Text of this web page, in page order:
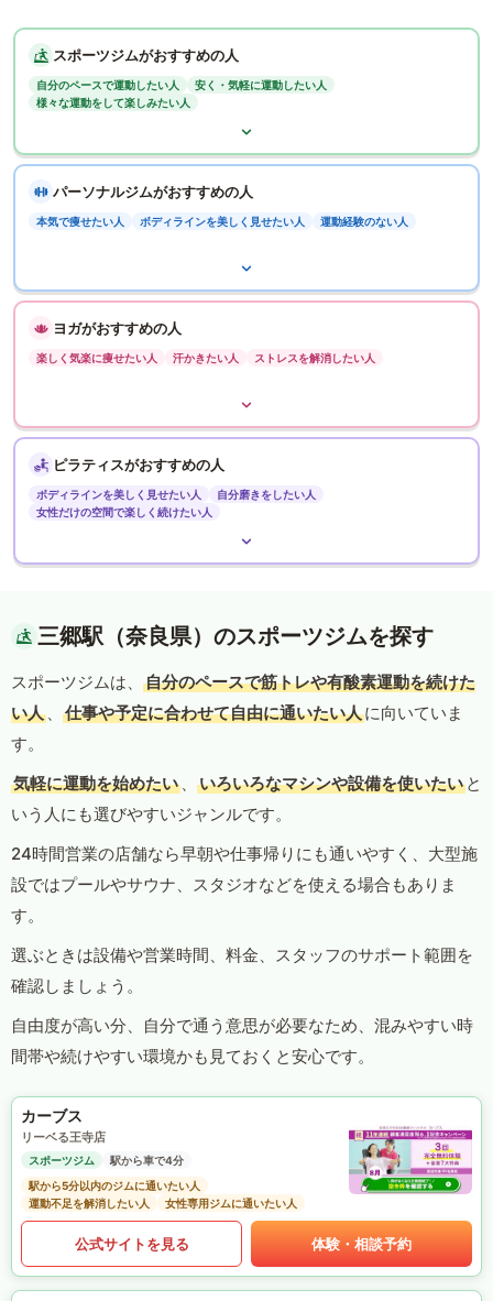
スポーツジムがおすすめの人
自分のペースで運動したい人
安く・気軽に運動したい人
様々な運動をして楽しみたい人
パーソナルジムがおすすめの人
本気で痩せたい人 ボディラインを美しく見せたい人 運動経験のない人
ヨガがおすすめの人
楽しく気楽に痩せたい人 汗かきたい人 ストレスを解消したい人
ピラティスがおすすめの人
ボディラインを美しく見せたい人
自分磨きをしたい人
女性だけの空間で楽しく続けたい人
三郷駅（奈良県）のスポーツジムを探す
スポーツジムは、
自分のペースで筋トレや有酸素運動を続けた
い人 、 仕事や予定に合わせて自由に通いたい人に向いていま
す。
気軽に運動を始めたい 、 いろいろなマシンや設備を使いたい と
いう人にも選びやすいジャンルです。
24時間営業の店舗なら早朝や仕事帰りにも通いやすく、大型施
設ではプールやサウナ、スタジオなどを使える場合もありま
す。
選ぶときは設備や営業時間、料金、スタッフのサポート範囲を
確認しましょう。
自由度が高い分、自分で通う意思が必要なため、混みやすい時
間帯や続けやすい環境かも見ておくと安心です。
カーブス
リーベる王寺店
スポーツジム
駅から車で4分
駅から5分以内のジムに通いたい人
運動不足を解消したい人
女性専用ジムに通いたい人
公式サイトを見る 体験・相談予約